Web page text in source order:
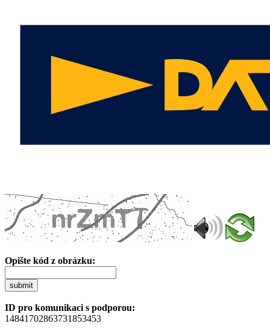
Opište kód z obrázku:
submit
ID pro komunikaci s podporou:
14841702863731853453